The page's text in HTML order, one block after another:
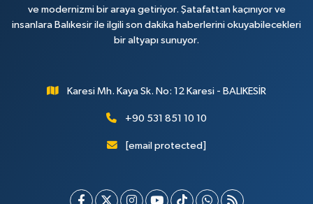
ve modernizmi bir araya getiriyor. Şatafattan kaçınıyor ve
insanlara Balıkesir ile ilgili son dakika haberlerini okuyabilecekleri
bir altyapı sunuyor.
Karesi Mh. Kaya Sk. No: 12 Karesi - BALIKESİR
+90 531 851 10 10
[email protected]